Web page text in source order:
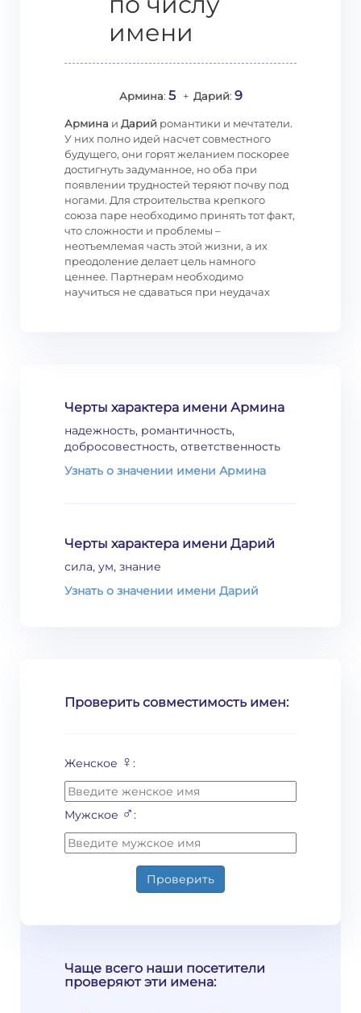
имени
Армина: 5+ Дарий: 9
Армина и Дарий романтики и мечтатели.
У них полно идей насчет совместного
будущего, они горят желанием поскорее
достигнуть задуманное, но оба при
появлении трудностей теряют почву под
ногами. Для строительства крепкого
союза паре необходимо принять тот факт,
что сложности и проблемы –
неотъемлемая часть этой жизни, а их
преодоление делает цель намного
ценнее. Партнерам необходимо
научиться не сдаваться при неудачах
Черты характера имени Армина
надежность, романтичность,
добросовестность, ответственность
Узнать о значении имени Армина
Черты характера имени Дарий
сила, ум, знание
Узнать о значении имени Дарий
Проверить совместимость имен:
Женское ♀ :
Мужское ♂:
Проверить
Чаще всего наши посетители
проверяют эти имена: